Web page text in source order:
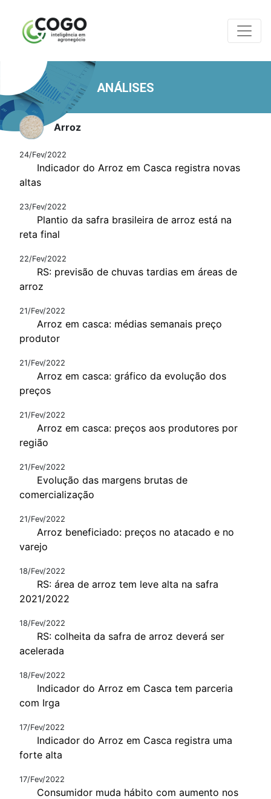
ANÁLISES
Arroz
24/Fev/2022
Indicador do Arroz em Casca registra novas
altas
23/Fev/2022
Plantio da safra brasileira de arroz está na
reta final
22/Fev/2022
RS: previsão de chuvas tardias em áreas de
arroz
21/Fev/2022
Arroz em casca: médias semanais preço
produtor
21/Fev/2022
Arroz em casca: gráfico da evolução dos
preços
21/Fev/2022
Arroz em casca: preços aos produtores por
região
21/Fev/2022
Evolução das margens brutas de
comercialização
21/Fev/2022
Arroz beneficiado: preços no atacado e no
varejo
18/Fev/2022
RS: área de arroz tem leve alta na safra
2021/2022
18/Fev/2022
RS: colheita da safra de arroz deverá ser
acelerada
18/Fev/2022
Indicador do Arroz em Casca tem parceria
com Irga
17/Fev/2022
Indicador do Arroz em Casca registra uma
forte alta
17/Fev/2022
Consumidor muda hábito com aumento nos